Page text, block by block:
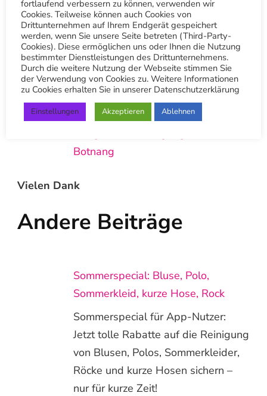
Übrigens wir sind aufYoutube,Pinterest
LinkedIn,X (Twitter),Facebook,Instagram
finden. Wir würden uns sehr freuen wenn du
uns dort besuchen würdest.
Hauptsitz
Botnang
Vielen Dank
Andere Beiträge
Sommerspecial: Bluse, Polo,
Sommerkleid, kurze Hose, Rock
Sommerspecial für App-Nutzer:
Jetzt tolle Rabatte auf die Reinigung
von Blusen, Polos, Sommerkleider,
Röcke und kurze Hosen sichern –
nur für kurze Zeit!
fortlaufend verbessern zu können, verwenden wir
Cookies. Teilweise können auch Cookies von
Drittunternehmen auf Ihrem Endgerät gespeichert
werden, wenn Sie unsere Seite betreten (Third-Party-
Cookies). Diese ermöglichen uns oder Ihnen die Nutzung
bestimmter Dienstleistungen des Drittunternehmens.
Durch die weitere Nutzung der Webseite stimmen Sie
der Verwendung von Cookies zu. Weitere Informationen
zu Cookies erhalten Sie in unserer Datenschutzerklärung
Einstellungen Akzeptieren Ablehnen